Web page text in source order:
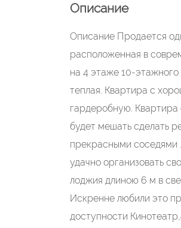
Описание
Описание Продается
расположенная в
на 4 этаже 10-этажного
теплая. Квартира с
гардеробную. Квартира
будет мешать сделать
прекрасными соседями
удачно организовать
лоджия длиною 6 м в
Искренне любили это
доступности